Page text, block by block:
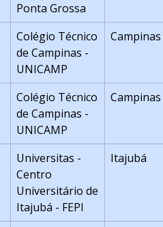
Ponta Grossa
Colégio Técnico
de Campinas -
UNICAMP
Campinas
Colégio Técnico
de Campinas -
UNICAMP
Campinas
Universitas -
Centro
Universitário de
Itajubá - FEPI
Itajubá